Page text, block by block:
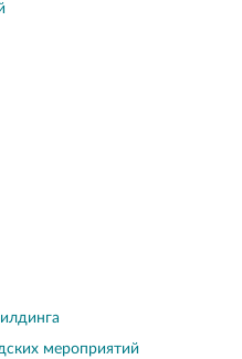
мероприятий